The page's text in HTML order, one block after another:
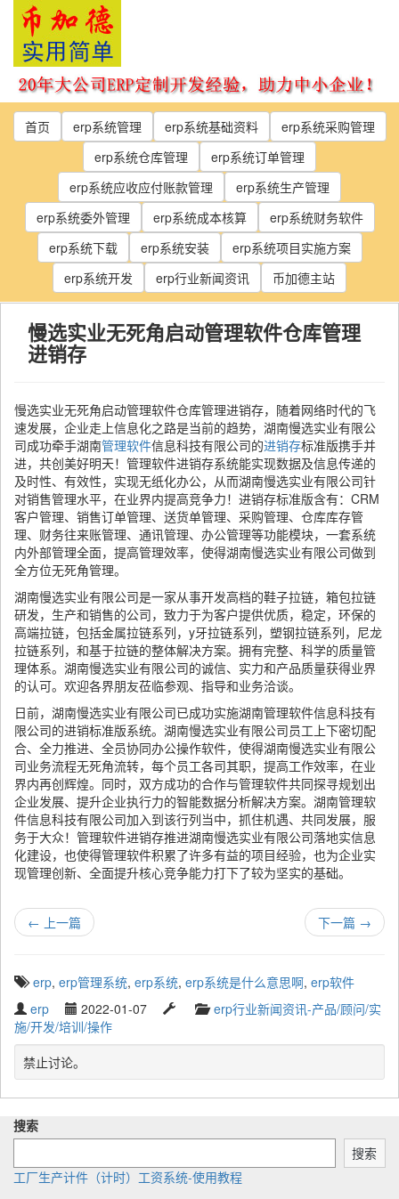
Skip
content
首页 erp系统管理 erp系统基础资料
erp系统采购管理
erp系统仓库管理
erp系统订单管理
erp系统应收应付账款管理
erp系统生产管理
erp系统委外管理
erp系统成本核算
erp系统财务软件
erp系统下载
erp系统安装
erp系统项目实施方案
erp系统开发
erp行业新闻资讯 币加德主站
慢选实业无死角启动管理软件仓库管理
进销存
慢选实业无死角启动管理软件仓库管理进销存，随着网络时代的飞
速发展，企业走上信息化之路是当前的趋势，湖南慢选实业有限公
司成功牵手湖南管理软件信息科技有限公司的进销存标准版携手并
进，共创美好明天！管理软件进销存系统能实现数据及信息传递的
及时性、有效性，实现无纸化办公，从而湖南慢选实业有限公司针
对销售管理水平，在业界内提高竞争力！进销存标准版含有：CRM
客户管理、销售订单管理、送货单管理、采购管理、仓库库存管
理、财务往来账管理、通讯管理、办公管理等功能模块，一套系统
内外部管理全面，提高管理效率，使得湖南慢选实业有限公司做到
全方位无死角管理。
湖南慢选实业有限公司是一家从事开发高档的鞋子拉链，箱包拉链
研发，生产和销售的公司，致力于为客户提供优质，稳定，环保的
高端拉链，包括金属拉链系列，y牙拉链系列，塑钢拉链系列，尼龙
拉链系列，和基于拉链的整体解决方案。拥有完整、科学的质量管
理体系。湖南慢选实业有限公司的诚信、实力和产品质量获得业界
的认可。欢迎各界朋友莅临参观、指导和业务洽谈。
日前，湖南慢选实业有限公司已成功实施湖南管理软件信息科技有
限公司的进销标准版系统。湖南慢选实业有限公司员工上下密切配
合、全力推进、全员协同办公操作软件，使得湖南慢选实业有限公
司业务流程无死角流转，每个员工各司其职，提高工作效率，在业
界内再创辉煌。同时，双方成功的合作与管理软件共同探寻规划出
企业发展、提升企业执行力的智能数据分析解决方案。湖南管理软
件信息科技有限公司加入到该行列当中，抓住机遇、共同发展，服
务于大众！管理软件进销存推进湖南慢选实业有限公司落地实信息
化建设，也使得管理软件积累了许多有益的项目经验，也为企业实
现管理创新、全面提升核心竞争能力打下了较为坚实的基础。
← 上一篇 下一篇 →
T
g
g
e
d
t
h
erp, erp管理系统, erp系统, erp系统是什么意思啊, erp软件
W
r
i
t
t
e
n
b
erp
P
u
b
i
s
2022-01-07
s
u
p
e
C
t
g
o
erp行业新闻资讯-产品/顾问/实
施/开发/培训/操作
禁止讨论。
搜索
搜索
工厂生产计件（计时）工资系统-使用教程